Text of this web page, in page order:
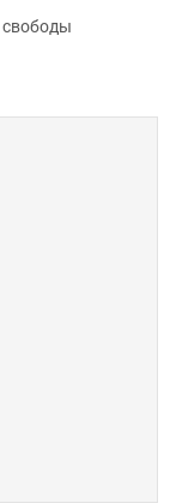
свободы